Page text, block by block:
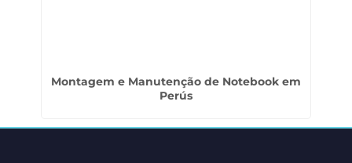
Montagem e Manutenção de Notebook em
Perús